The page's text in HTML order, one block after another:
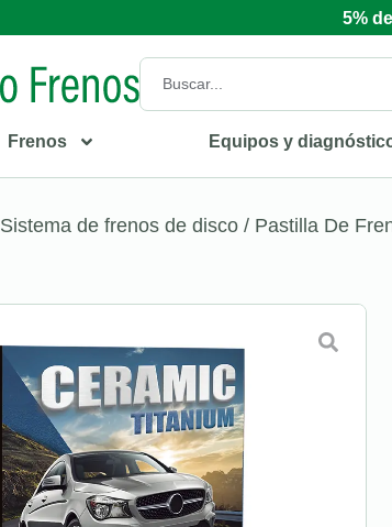
5%
Frenos Equipos y
Sistema de frenos de disco / Pastilla De